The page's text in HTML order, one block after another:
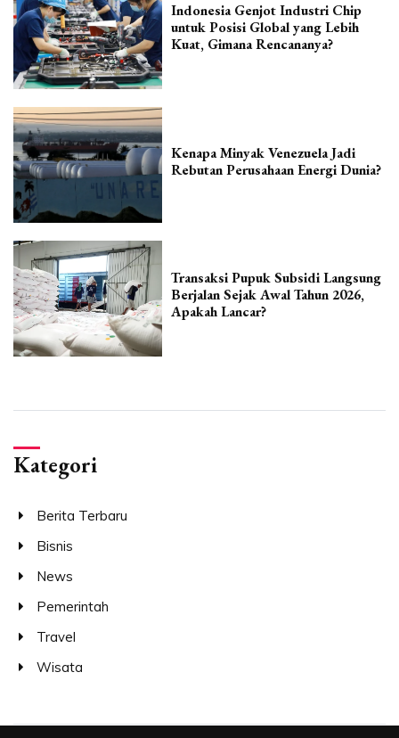
Indonesia Genjot Industri Chip
untuk Posisi Global yang Lebih
Kuat, Gimana Rencananya?
Kenapa Minyak Venezuela Jadi
Rebutan Perusahaan Energi Dunia?
Transaksi Pupuk Subsidi Langsung
Berjalan Sejak Awal Tahun 2026,
Apakah Lancar?
Kategori
Berita Terbaru
Bisnis
News
Pemerintah
Travel
Wisata